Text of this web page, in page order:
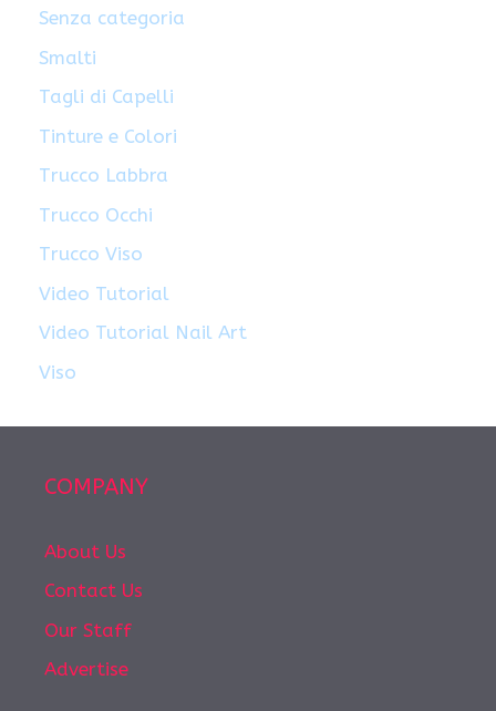
Senza categoria
Smalti
Tagli di Capelli
Tinture e Colori
Trucco Labbra
Trucco Occhi
Trucco Viso
Video Tutorial
Video Tutorial Nail Art
Viso
COMPANY
About Us
Contact Us
Our Staff
Advertise